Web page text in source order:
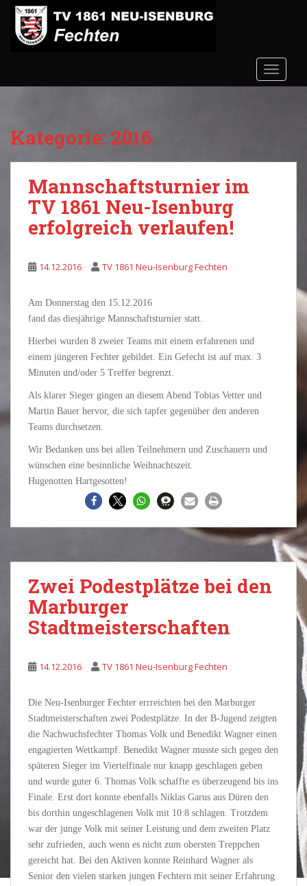
o
Kategorie: 2016
Mannschaftsturnier im
TV 1861 Neu-Isenburg
erfolgreich verlaufen!
14.12.2016 TV 1861 Neu-Isenburg Fechten
Am Donnerstag den 15.12.2016
fand das diesjährige Mannschaftsturnier statt.
Hierbei wurden 8 zweier Teams mit einem erfahrenen und
einem jüngeren Fechter gebildet. Ein Gefecht ist auf max. 3
Minuten und/oder 5 Treffer begrenzt.
Als klarer Sieger gingen an diesem Abend Tobias Vetter und
Martin Bauer hervor, die sich tapfer gegenüber den anderen
Teams durchsetzen.
Wir Bedanken uns bei allen Teilnehmern und Zuschauern und
wünschen eine besinnliche Weihnachtszeit.
Hugenotten Hartgesotten!
Zwei Podestplätze bei den
Marburger
Stadtmeisterschaften
14.12.2016 TV 1861 Neu-Isenburg Fechten
Die Neu-Isenburger Fechter errreichten bei den Marburger
Stadtmeisterschaften zwei Podestplätze. In der B-Jugend zeigten
die Nachwuchsfechter Thomas Volk und Benedikt Wagner einen
engagierten Wettkampf. Benedikt Wagner musste sich gegen den
späteren Sieger im Viertelfinale nur knapp geschlagen geben
und wurde guter 6. Thomas Volk schaffte es überzeugend bis ins
Finale. Erst dort konnte ebenfalls Niklas Garus aus Düren den
bis dorthin ungeschlagenen Volk mit 10:8 schlagen. Trotzdem
war der junge Volk mit seiner Leistung und dem zweiten Platz
sehr zufrieden, auch wenn es nicht zum obersten Treppchen
gereicht hat. Bei den Aktiven konnte Reinhard Wagner als
Senior den vielen starken jungen Fechtern mit seiner Erfahrung